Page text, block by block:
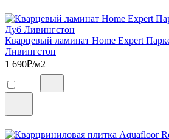
Кварцевый ламинат Home Expert
Ливингстон
1 690₽/м2